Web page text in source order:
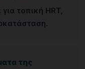
τοπική ΗRT,
της